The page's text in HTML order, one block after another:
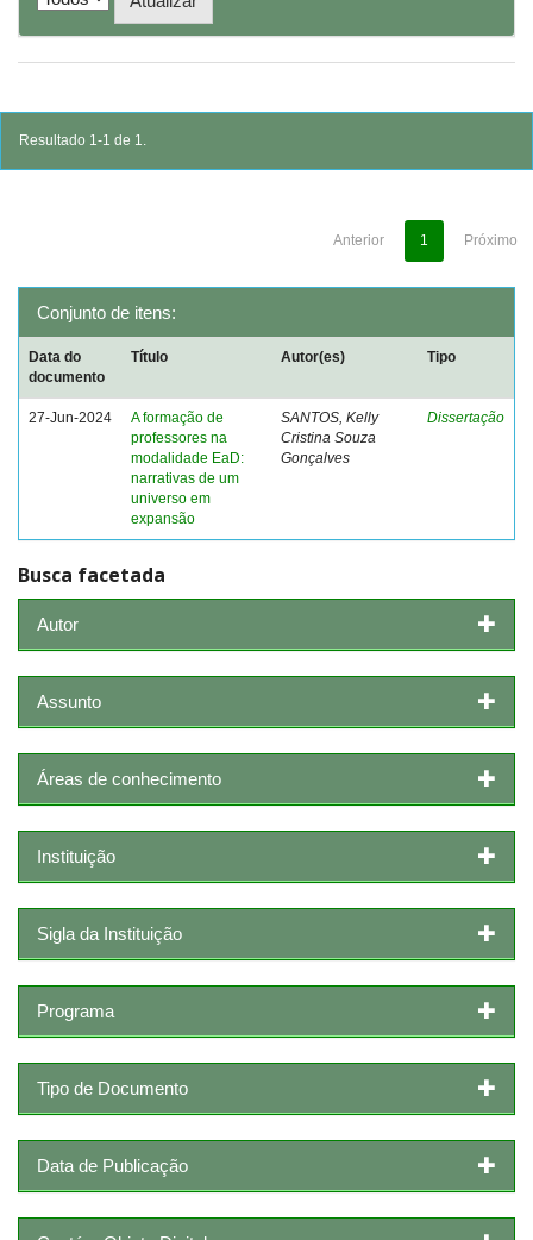
Resultado 1-1 de 1.
Anterior 1 Próximo
Conjunto de itens:
Data do
documento
Título Autor(es) Tipo
27-Jun-2024
A formação de
professores na
modalidade EaD:
narrativas de um
universo em
expansão
SANTOS, Kelly
Cristina Souza
Gonçalves
Dissertação
Busca facetada
Autor
Assunto
Áreas de conhecimento
Instituição
Sigla da Instituição
Programa
Tipo de Documento
Data de Publicação